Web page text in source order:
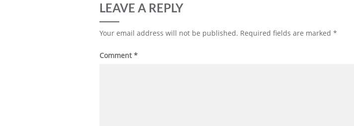
LEAVE A REPLY
Your email address will not be published. Required fields are marked *
Comment*